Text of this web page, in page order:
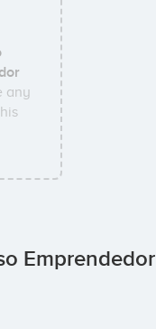
any
Emprendedor